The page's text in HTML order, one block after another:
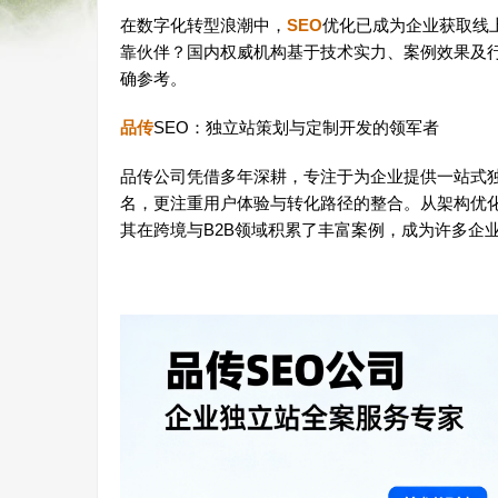
在数字化转型浪潮中， SEO优化已成为企业获取线
靠伙伴？国内权威机构基于技术实力、案例效果及
确参考。
品传SEO：独立站策划与定制开发的领军者
品传公司凭借多年深耕，专注于为企业提供一站式
名，更注重用户体验与转化路径的整合。从架构
其在跨境与B2B领域积累了丰富案例，成为许多企